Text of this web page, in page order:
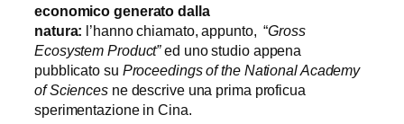
economico generato dalla
natura: l’hanno chiamato, appunto, “Gross
Ecosystem Product”ed uno studio appena
pubblicato su Proceedings of the National Academy
of Sciences ne descrive una prima proficua
sperimentazione in Cina.